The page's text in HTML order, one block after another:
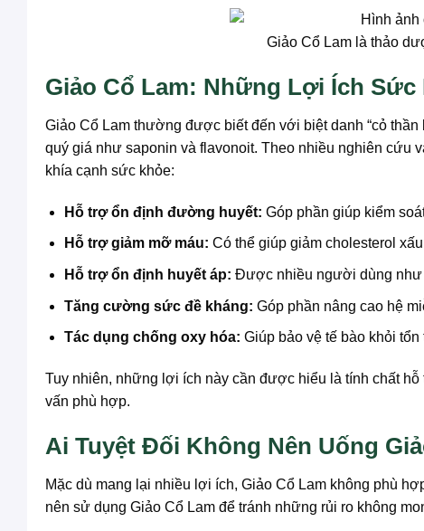
Giảo Cổ Lam là thảo
Giảo Cổ Lam: Những Lợi Ích Sức
Giảo Cổ Lam thường được biết đến với biệt danh “cỏ
quý giá như saponin và flavonoit. Theo nhiều nghiên cứu
khía cạnh sức khỏe:
Hỗ trợ ổn định đường huyết: Góp phần giúp kiểm
Hỗ trợ giảm mỡ máu: Có thể giúp giảm cholesterol
Hỗ trợ ổn định huyết áp: Được nhiều người dùng như
Tăng cường sức đề kháng: Góp phần nâng cao hệ
Tác dụng chống oxy hóa: Giúp bảo vệ tế bào khỏi
Tuy nhiên, những lợi ích này cần được hiểu là tính chất
vấn phù hợp.
Ai Tuyệt Đối Không Nên Uống
Mặc dù mang lại nhiều lợi ích, Giảo Cổ Lam không phù
nên sử dụng Giảo Cổ Lam để tránh những rủi ro không